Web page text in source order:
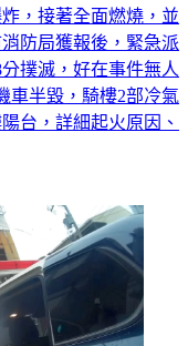
，接著全面燃燒，並
防局獲報後，緊急派
撲滅，好在事件無人
車半毀，騎樓2部冷氣
台，詳細起火原因、